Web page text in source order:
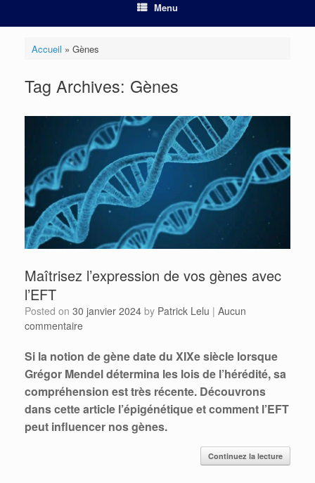
Menu
Accueil » Gènes
Tag Archives: Gènes
Maîtrisez l’expression de vos gènes avec
l’EFT
Posted on 30 janvier 2024 by Patrick Lelu | Aucun
commentaire
Si la notion de gène date du XIXe siècle lorsque
Grégor Mendel détermina les lois de l’hérédité, sa
compréhension est très récente. Découvrons
dans cette article l’épigénétique et comment l’EFT
peut influencer nos gènes.
Continuez la lecture